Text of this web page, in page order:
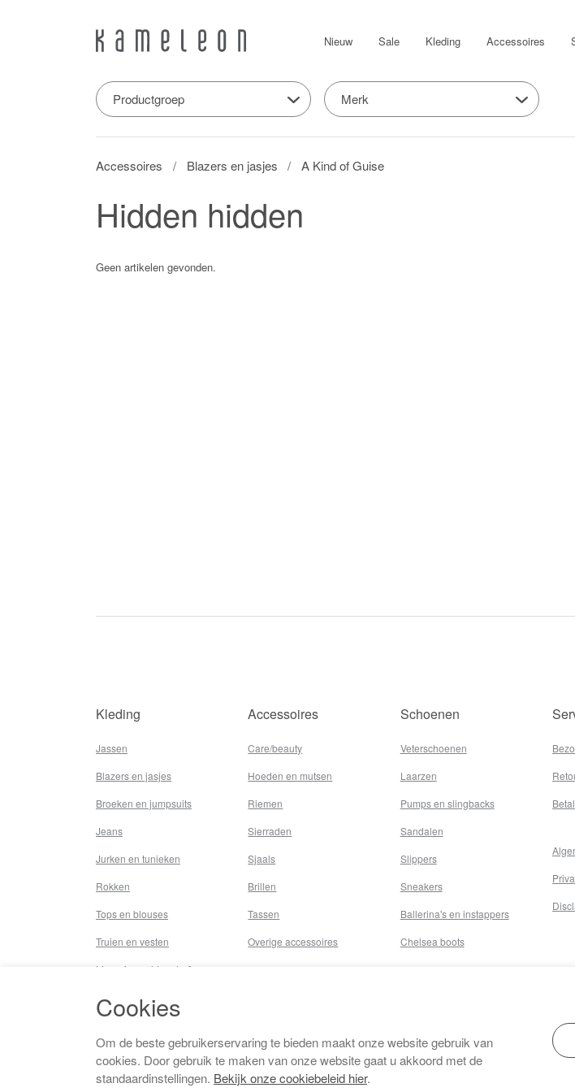
Nieuw Sale Kleding Accessoires
Productgroep Merk
Accessoires Blazers en jasjes A Kind of Guise
Hidden hidden
Geen artikelen gevonden.
Kleding
Jassen
Blazers en jasjes
Broeken en jumpsuits
Jeans
Jurken en tunieken
Rokken
Tops en blouses
Truien en vesten
Lingerie,nachtmode &
Badkleding
Beenmode
Vermaakkosten
Accessoires
Care/beauty
Hoeden en mutsen
Riemen
Sierraden
Sjaals
Brillen
Tassen
Overige accessoires
Schoenen
Veterschoenen
Laarzen
Pumps en slingbacks
Sandalen
Slippers
Sneakers
Ballerina's en instappers
Chelsea boots
Cookies
Om de beste gebruikerservaring te bieden maakt onze website gebruik van
cookies. Door gebruik te maken van onze website gaat u akkoord met de
standaardinstellingen. Bekijk onze cookiebeleid hier.